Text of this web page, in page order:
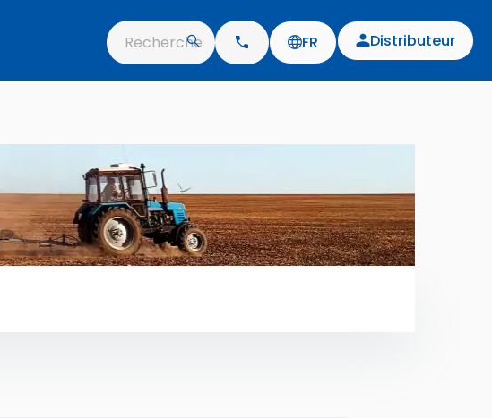
Recherche FR Distributeur